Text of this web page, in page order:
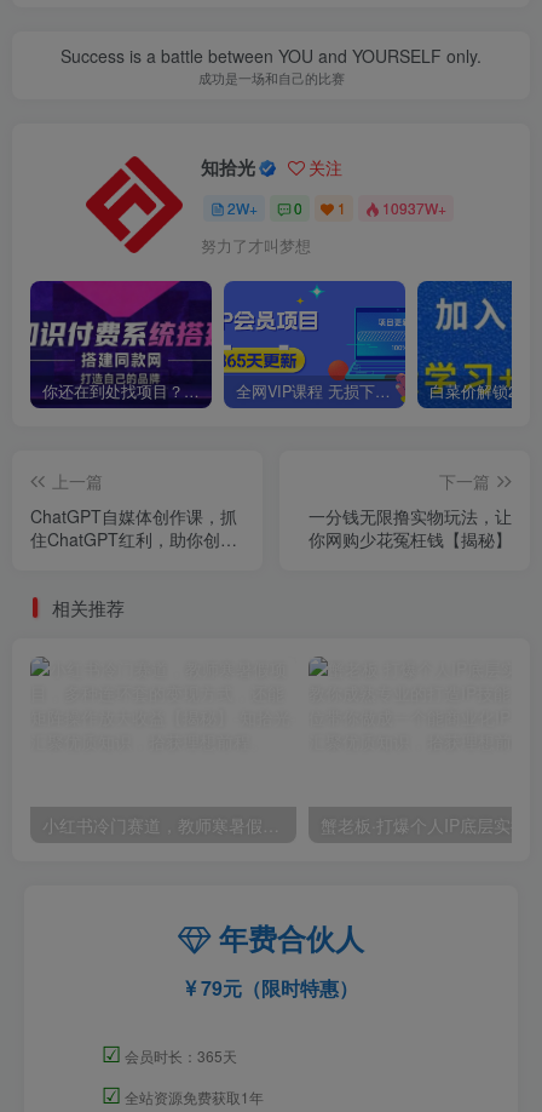
Success is a battle between YOU and YOURSELF only.
成功是一场和自己的比赛
知拾光 关注
2W+ 0 1 10937W+
努力了才叫梦想
你还在到处找项目？还在当韭菜？我靠卖项目一个月收入5万+，曾经我也是个失败者。 全网VIP课程 无损下载~
上一篇
ChatGPT自媒体创作课，抓
住ChatGPT红利，助你创作
下一篇
一分钱无限撸实物玩法，让
你网购少花冤枉钱【揭秘】
相关推荐
小红书冷门赛道，教师寒暑假项目，多种连环套的变现方式，还能矩阵操作放大收益【揭秘】
年费合伙人
79元（限时特惠）
☑ 会员时长：365天
☑ 全站资源免费获取1年